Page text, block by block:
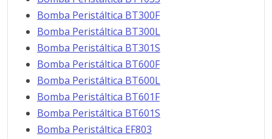
Bomba Peristáltica BT300F
Bomba Peristáltica BT300L
Bomba Peristáltica BT301S
Bomba Peristáltica BT600F
Bomba Peristáltica BT600L
Bomba Peristáltica BT601F
Bomba Peristáltica BT601S
Bomba Peristáltica EF803